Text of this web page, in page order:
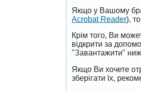
Якщо у Вашому
Acrobat Reader),
Крім того, Ви
відкрити за
"Завантажити"
Якщо Ви хочете
зберігати їх,